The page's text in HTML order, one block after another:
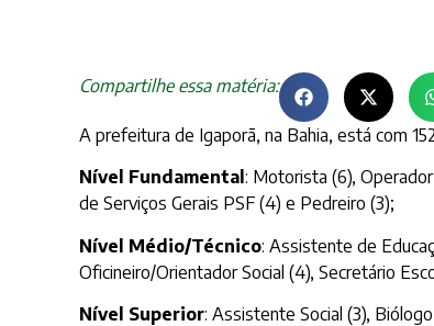
Compartilhe essa matéria:
A prefeitura de Igaporã, na Bahia, está com
Nível Fundamental : Motorista (6),
de Serviços Gerais PSF (4) e Pedreiro (3);
Nível Médio/Técnico: Assistente de
Oficineiro/Orientador Social (4), Secretário
Nível Superior: Assistente Social (3),